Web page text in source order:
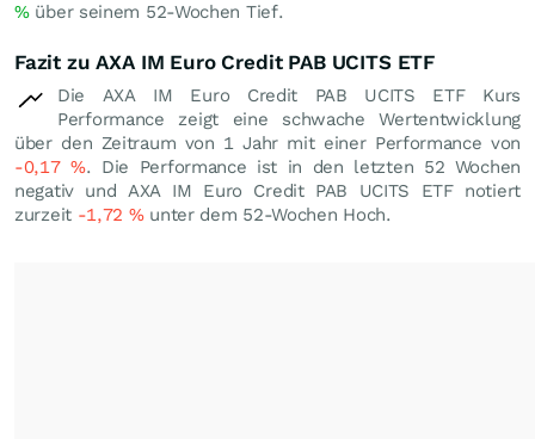
%über seinem 52-Wochen Tief.
Fazit zu AXA IM Euro Credit PAB UCITS ETF
Die AXA IM Euro Credit PAB UCITS ETF Kurs
Performance zeigt eine schwache Wertentwicklung
über den Zeitraum von 1 Jahr mit einer Performance von
-0,17%. Die Performance ist in den letzten 52 Wochen
negativ und AXA IM Euro Credit PAB UCITS ETF notiert
zurzeit -1,72 %unter dem 52-Wochen Hoch.